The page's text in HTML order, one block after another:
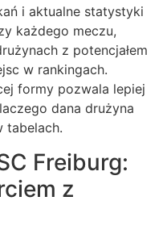
i aktualne statystyki
każdego meczu,
z potencjałem
w rankingach.
formy pozwala lepiej
dana drużyna
tabelach.
Freiburg:
z